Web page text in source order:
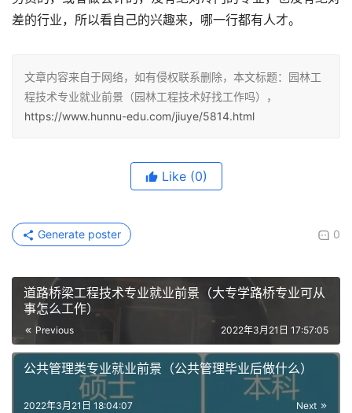
差的行业，所以看自己的兴趣来，哪一行都有人才。
文章内容来自于网络，如有侵权联系删除，本文标题：园林工
程技术专业就业前景（园林工程技术好找工作吗），
https://www.hunnu-edu.com/jiuye/5814.html
Like (0)
0
Generate poster
道路桥梁工程技术专业就业前景（大专学路桥专业可从
事怎么工作）
Previous 2022年3月21日 17:57:05
公共管理类专业就业前景（公共管理毕业后做什么）
Next
2022年3月21日 18:04:07